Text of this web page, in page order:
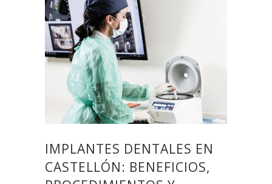
IMPLANTES DENTALES EN
CASTELLÓN: BENEFICIOS,